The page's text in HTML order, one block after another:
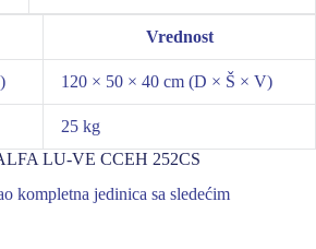
Vrednost
120 × 50 × 40 cm (D × Š × V)
25 kg
LU-VE CCEH 252CS
kompletna jedinica sa sledećim